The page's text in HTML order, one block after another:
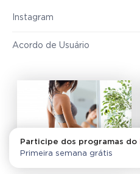
Instagram
Acordo de Usuário
Esquece as maratonas
Participe dos programas do
Primeira semana grátis